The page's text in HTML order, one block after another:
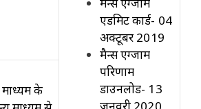
एडमिट कार्ड- 04
अक्टूबर 2019
मैन्स एग्जाम
परिणाम
डाउनलोड- 13
जनवरी 2020
के